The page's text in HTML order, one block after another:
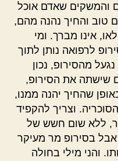
והמשקים שאדם אוכל
טוב והחיך נהנה מהם,
אינו מברך. ומי
לרפואה נותן לתוך
מהסירופ, נכון
שישתה את הסירופ,
שהחיך יהנה ממנו,
וצריך להקפיד
ללא שום חשש של
אבל בסירופ מר מעיקר
והני מילי בחולה